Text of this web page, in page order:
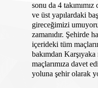
sonu da 4
ve üst yapılardaki
gireceğimizi
zamanıdır. Şehirde
içerideki tüm
bakımdan
maçlarımıza davet
yoluna şehir olarak